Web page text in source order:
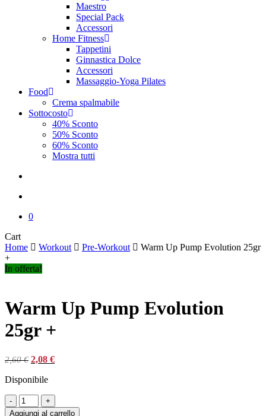
Maestro
Special Pack
Accessori
Home Fitness
Tappetini
Ginnastica Dolce
Accessori
Massaggio-Yoga Pilates
Food
Crema spalmabile
Sottocosto
40% Sconto
50% Sconto
60% Sconto
Mostra tutti
0
CartClose
Cart
Home Workout Pre-Workout
Warm Up Pump Evolution 25gr
+
In offerta!
Warm Up Pump Evolution
25gr +
2,60€ Il
originale
2,60 €.
2,08 €Il
Disponibile
Warm
Up
Aggiungi al carrello